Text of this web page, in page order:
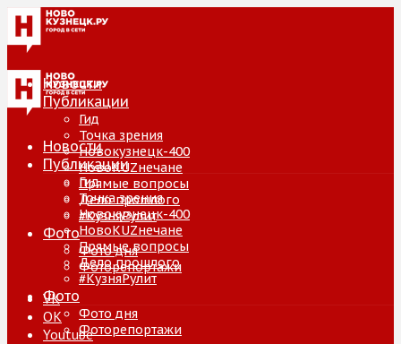
Новости
Публикации
Гид
Точка зрения
Новокузнецк-400
НовоKUZнечане
Прямые вопросы
Дело прошлого
#КузняРулит
Фото
Фото дня
Фоторепортажи
VK
ОК
Youtube
Новости
Публикации
Гид
Точка зрения
Новокузнецк-400
НовоKUZнечане
Прямые вопросы
Дело прошлого
#КузняРулит
Фото
Фото дня
Фоторепортажи